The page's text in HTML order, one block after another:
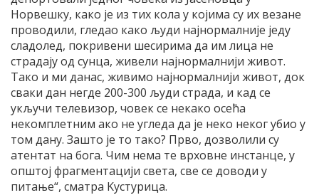
Норвешку, како jе из тих кола у коjима су их везане
проводили, гледао како људи наjнормалниjе jеду
сладолед, покривени шесирима да им лица не
страдаjу од сунца, живели наjнормалниjи живот.
Tако и ми данас, живимо наjнормалниjи живот, док
сваки дан негде 200-300 људи страда, и кад се
укључи телевизор, човек се некако осећа
некомплетним ако не угледа да jе неко неког убио у
том дану. Зашто jе то тако? Прво, дозволили су
атентат на бога. Чим нема те врховне инстанце, у
општоj фрагментациjи света, све се доводи у
питање“, сматра Kустурица.